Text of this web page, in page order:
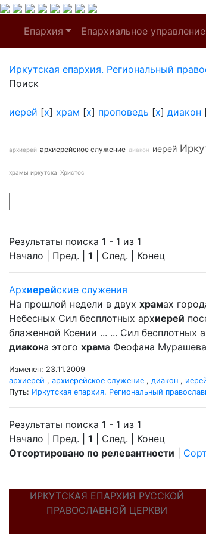
Епархия Епархиальное управление
Иркутская епархия. Региональный
Поиск
иерей [x] храм [x] проповедь [x] диакон
архиерей архиерейское служение диакон иерей
храмы иркутска Христос
Результаты поиска 1 - 1 из 1
Начало | Пред. | 1 | След. | Конец
Архиерейские служения
На прошлой недели в двух храмах
Небесных Сил бесплотных архиерей
блаженной Ксении ... ... Сил бесплотных
диакона этого храма Феофана
Изменен: 23.11.2009
архиерей , архиерейское служение , диакон ,
Путь: Иркутская епархия. Региональный
Результаты поиска 1 - 1 из 1
Начало | Пред. | 1 | След. | Конец
Отсортировано по релевантности
ИРКУТСКАЯ ЕПАРХИЯ РУССКОЙ
ПРАВОСЛАВНОЙ ЦЕРКВИ